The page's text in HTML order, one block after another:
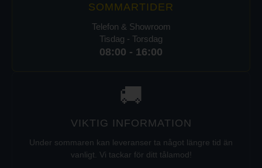
SOMMARTIDER
Telefon & Showroom
Tisdag - Torsdag
08:00 - 16:00
🚚
VIKTIG INFORMATION
Under sommaren kan leveranser ta något längre tid än
vanligt. Vi tackar för ditt tålamod!